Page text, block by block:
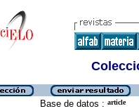
Base de datos : article